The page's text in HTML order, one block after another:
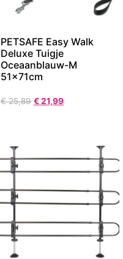
PETSAFE Easy Walk
Deluxe Tuigje
Oceaanblauw-M
51x71cm
€25,89 €21,99